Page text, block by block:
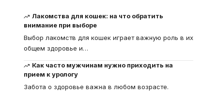
Лакомства для кошек: на что обратить
внимание при выборе
Выбор лакомств для кошек играет важную роль в их
общем здоровье и…
Как часто мужчинам нужно приходить на
прием к урологу
Забота о здоровье важна в любом возрасте.